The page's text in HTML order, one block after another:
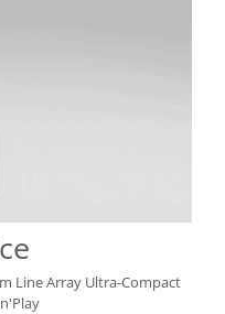
Line Array Ultra-Compact